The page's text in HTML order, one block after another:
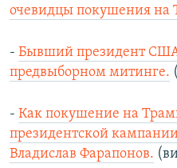
очевидцы покушения на
- Бывший президент
предвыборном митинге.
- Как покушение на
президентской
Владислав Фарапонов.